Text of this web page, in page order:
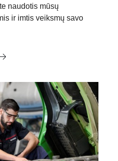
naudotis mūsų
ir imtis veiksmų savo